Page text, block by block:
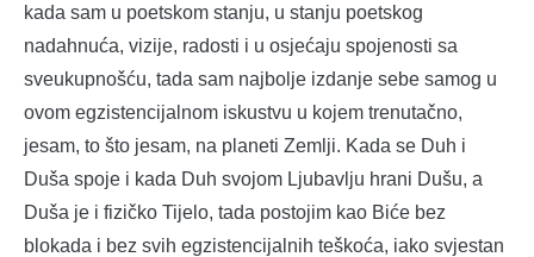
kada sam u poetskom stanju, u stanju poetskog
nadahnuća, vizije, radosti i u osjećaju spojenosti sa
sveukupnošću, tada sam najbolje izdanje sebe samog u
ovom egzistencijalnom iskustvu u kojem trenutačno,
jesam, to što jesam, na planeti Zemlji. Kada se Duh i
Duša spoje i kada Duh svojom Ljubavlju hrani Dušu, a
Duša je i fizičko Tijelo, tada postojim kao Biće bez
blokada i bez svih egzistencijalnih teškoća, iako svjestan